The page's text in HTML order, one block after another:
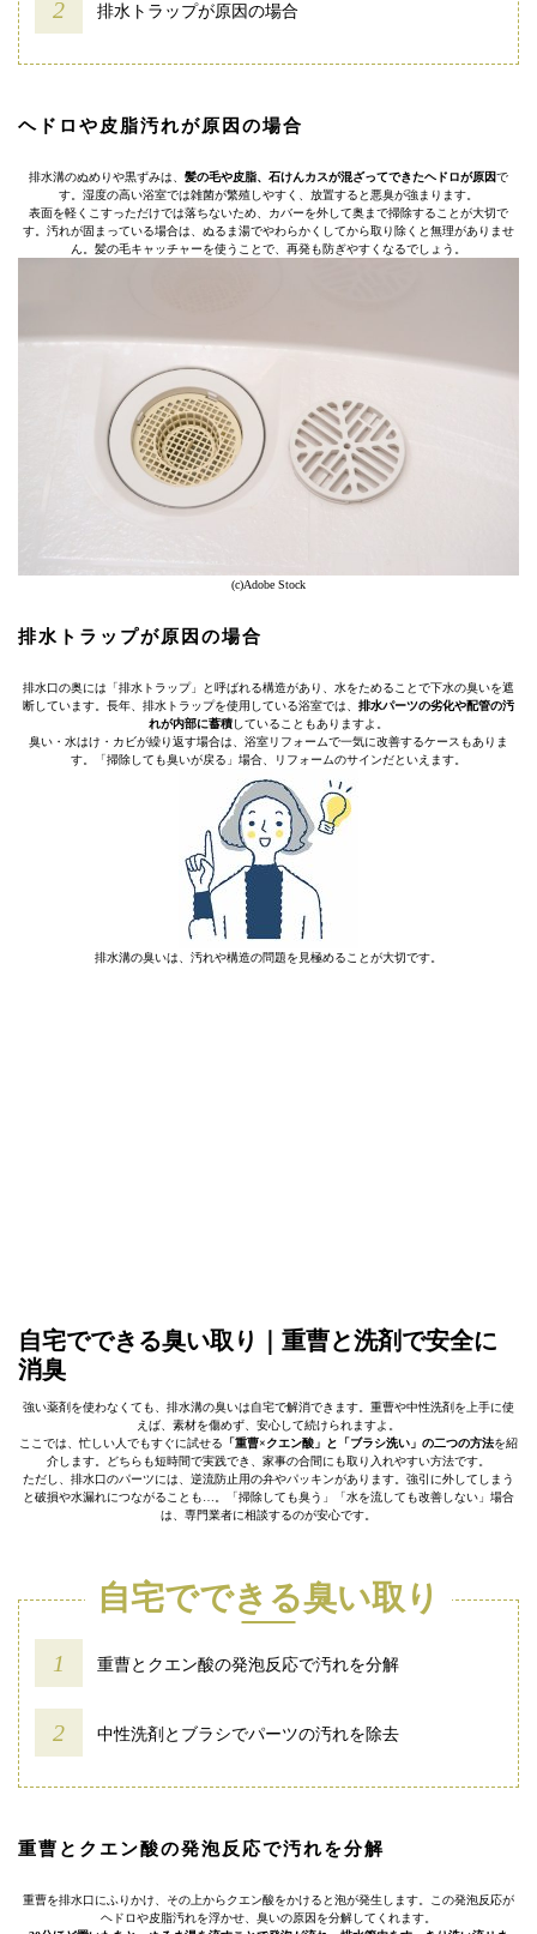
排水トラップが原因の場合
ヘドロや皮脂汚れが原因の場合
排水溝のぬめりや黒ずみは、 髪の毛や皮脂、石けんカスが混ざってできたヘドロが原因で
す。湿度の高い浴室では雑菌が繁殖しやすく、放置すると悪臭が強まります。
表面を軽くこすっただけでは落ちないため、カバーを外して奥まで掃除することが大切で
す。汚れが固まっている場合は、ぬるま湯でやわらかくしてから取り除くと無理がありませ
ん。髪の毛キャッチャーを使うことで、再発も防ぎやすくなるでしょう。
(c)Adobe Stock
排水トラップが原因の場合
排水口の奥には「排水トラップ」と呼ばれる構造があり、水をためることで下水の臭いを遮
断しています。長年、排水トラップを使用している浴室では、 排水パーツの劣化や配管の汚
れが内部に蓄積していることもありますよ。
臭い・水はけ・カビが繰り返す場合は、浴室リフォームで一気に改善するケースもありま
す。「掃除しても臭いが戻る」場合、リフォームのサインだといえます。
排水溝の臭いは、汚れや構造の問題を見極めることが大切です。
自宅でできる臭い取り｜重曹と洗剤で安全に
消臭
強い薬剤を使わなくても、排水溝の臭いは自宅で解消できます。重曹や中性洗剤を上手に使
えば、素材を傷めず、安心して続けられますよ。
ここでは、忙しい人でもすぐに試せる 「重曹×クエン酸」と「ブラシ洗い」の二つの方法を紹
介します。どちらも短時間で実践でき、家事の合間にも取り入れやすい方法です。
ただし、排水口のパーツには、逆流防止用の弁やパッキンがあります。強引に外してしまう
と破損や水漏れにつながることも…。「掃除しても臭う」「水を流しても改善しない」場合
は、専門業者に相談するのが安心です。
自宅でできる臭い取り
重曹とクエン酸の発泡反応で汚れを分解
中性洗剤とブラシでパーツの汚れを除去
重曹とクエン酸の発泡反応で汚れを分解
重曹を排水口にふりかけ、その上からクエン酸をかけると泡が発生します。この発泡反応が
ヘドロや皮脂汚れを浮かせ、臭いの原因を分解してくれます。